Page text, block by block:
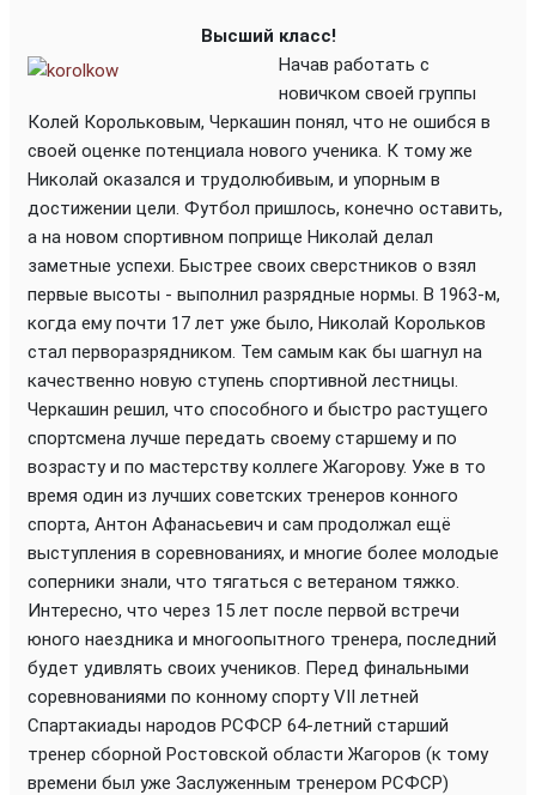
Высший класс!
Начав работать с
новичком своей группы
Колей Корольковым, Черкашин понял, что не ошибся в
своей оценке потенциала нового ученика. К тому же
Николай оказался и трудолюбивым, и упорным в
достижении цели. Футбол пришлось, конечно оставить,
а на новом спортивном поприще Николай делал
заметные успехи. Быстрее своих сверстников о взял
первые высоты - выполнил разрядные нормы. В 1963-м,
когда ему почти 17 лет уже было, Николай Корольков
стал перворазрядником. Тем самым как бы шагнул на
качественно новую ступень спортивной лестницы.
Черкашин решил, что способного и быстро растущего
спортсмена лучше передать своему старшему и по
возрасту и по мастерству коллеге Жагорову. Уже в то
время один из лучших советских тренеров конного
спорта, Антон Афанасьевич и сам продолжал ещё
выступления в соревнованиях, и многие более молодые
соперники знали, что тягаться с ветераном тяжко.
Интересно, что через 15 лет после первой встречи
юного наездника и многоопытного тренера, последний
будет удивлять своих учеников. Перед финальными
соревнованиями по конному спорту VII летней
Спартакиады народов РСФСР 64-летний старший
тренер сборной Ростовской области Жагоров (к тому
времени был уже Заслуженным тренером РСФСР)